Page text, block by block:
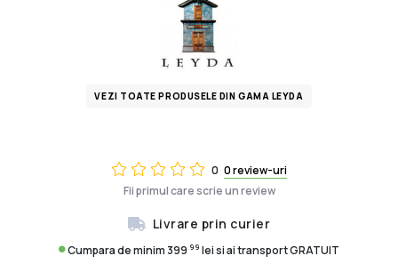
0 0 review-uri
Fii primul care scrie un review
Livrare prin curier
Cumpara de minim 399 99 lei si ai transport GRATUIT
VEZI TOATE PRODUSELE DIN GAMA LEYDA